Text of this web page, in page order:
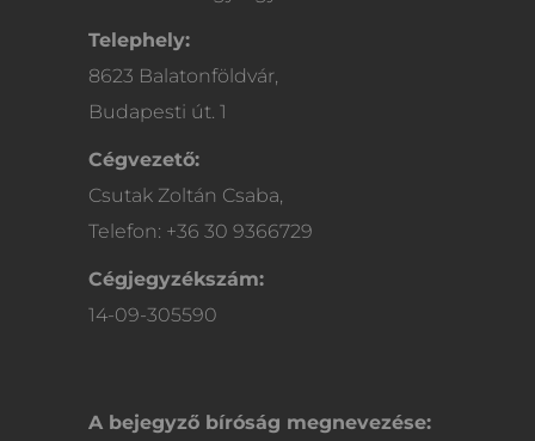
Telephely:
8623 Balatonföldvár,
Budapesti út. 1
Cégvezető:
Csutak Zoltán Csaba,
Telefon: +36 30 9366729
Cégjegyzékszám:
14-09-305590
A bejegyző bíróság megnevezése: